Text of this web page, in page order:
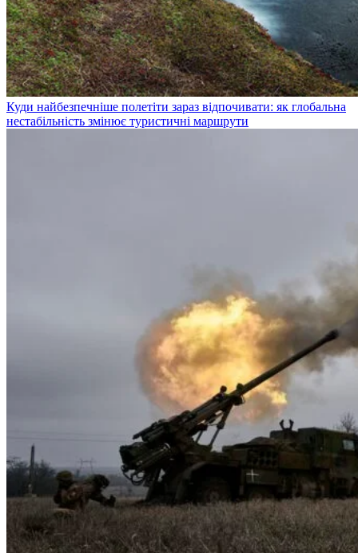
Куди найбезпечніше полетіти зараз відпочивати: як глобальна
нестабільність змінює туристичні маршрути